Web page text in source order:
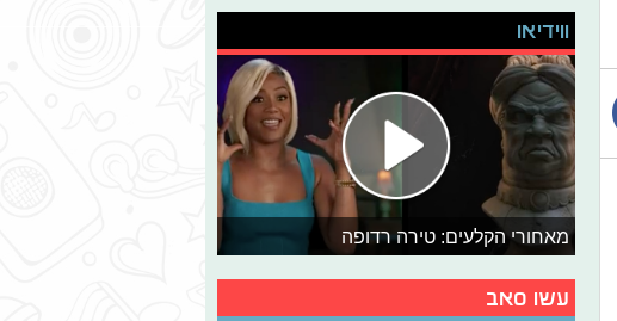
ווידיאו
מאחורי הקלעים: טירה רדופה
עשו סאב